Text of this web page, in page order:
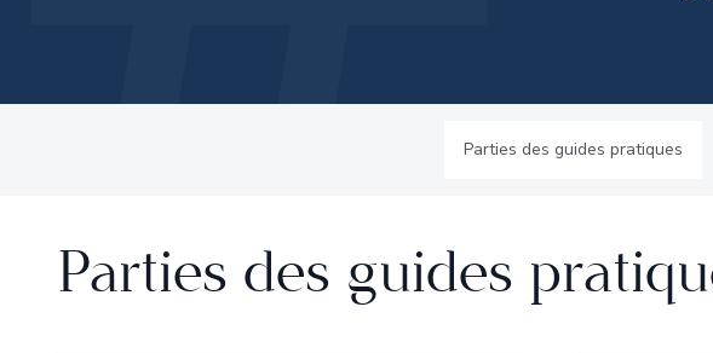
Parties des guides pratiques
Parties des guides